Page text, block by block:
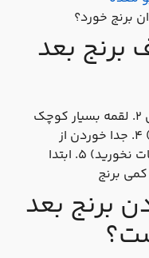
بعد
۱. مقدار: فقط ۲ تا ۳ قاشق غذاخوری ۲. لقمه بسیار کوچک
۳. جویدن کامل (حداقل ۲۰–۳۰ بار) ۴. جدا خوردن از
مایعات (۳۰ دقیقه قبل و بعد مایعات نخورید) ۵. ابتدا
برنج
برنج بعد